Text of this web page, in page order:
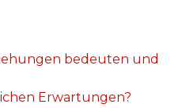
bedeuten und
Erwartungen?